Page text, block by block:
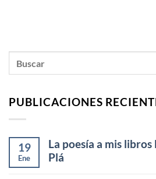
PUBLICACIONES
19
Ene
La poesía a mis
Plá